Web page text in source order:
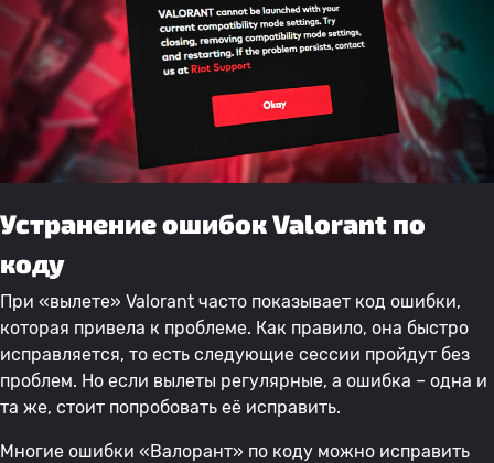
Устранение ошибок Valorant по
коду
При «вылете» Valorant часто показывает код ошибки,
которая привела к проблеме. Как правило, она быстро
исправляется, то есть следующие сессии пройдут без
проблем. Но если вылеты регулярные, а ошибка – одна и
та же, стоит попробовать её исправить.
Многие ошибки «Валорант» по коду можно исправить